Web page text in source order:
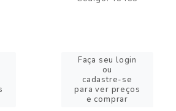
Faça seu login
ou
cadastre-se
para ver preços
e comprar